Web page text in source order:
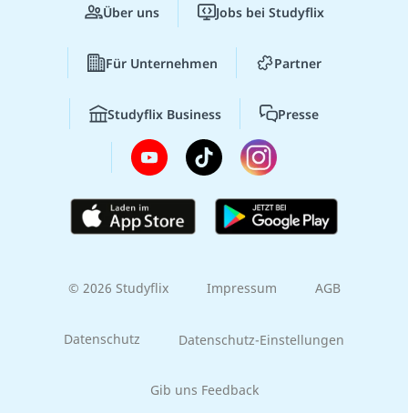
Über uns Jobs bei Studyflix
Für Unternehmen Partner
Studyflix Business Presse
© 2026 Studyflix Impressum AGB
Datenschutz Datenschutz-Einstellungen
Gib uns Feedback